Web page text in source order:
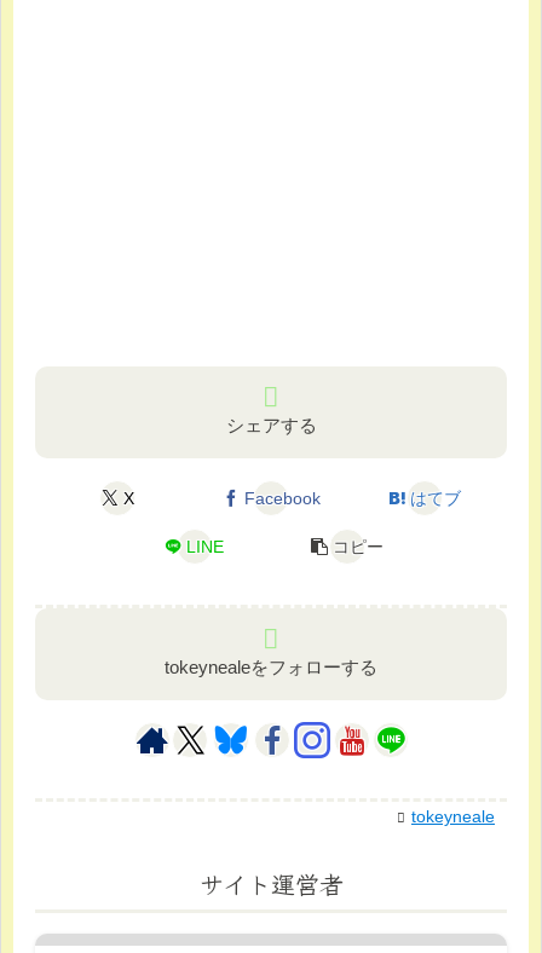
シェアする
X Facebook はてブ
LINE コピー
tokeynealeをフォローする
tokeyneale
サイト運営者